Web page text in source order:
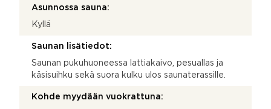
Asunnossa sauna:
Kyllä
Saunan lisätiedot:
Saunan pukuhuoneessa lattiakaivo, pesuallas ja
käsisuihku sekä suora kulku ulos saunaterassille.
Kohde myydään vuokrattuna: